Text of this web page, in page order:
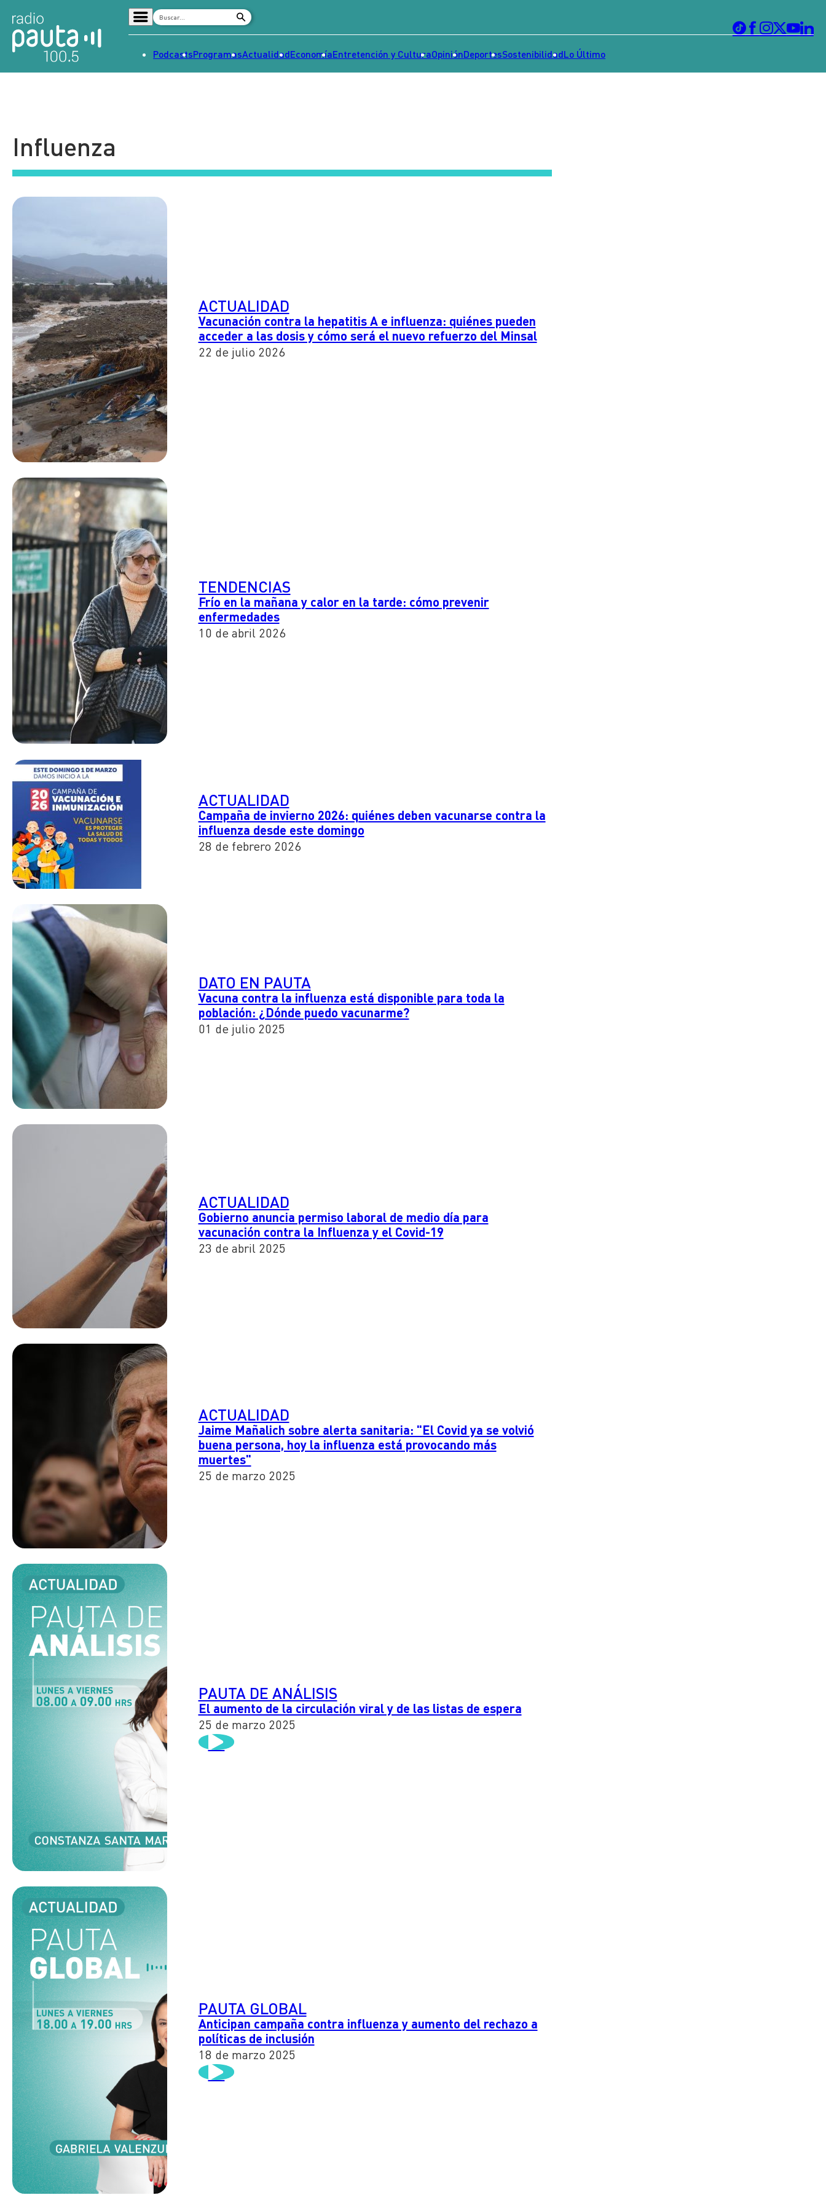
Tendencias
Dato en Pauta
PodcastsProgramasActualidadEconomíaEntretención y CulturaOpiniónDeportesSostenibilidadLo Último
Influenza
ACTUALIDAD
Vacunación contra la hepatitis A e influenza: quiénes pueden
acceder a las dosis y cómo será el nuevo refuerzo del Minsal
22 de julio 2026
TENDENCIAS
Frío en la mañana y calor en la tarde: cómo prevenir
enfermedades
10 de abril 2026
ACTUALIDAD
Campaña de invierno 2026: quiénes deben vacunarse contra la
influenza desde este domingo
28 de febrero 2026
DATO EN PAUTA
Vacuna contra la influenza está disponible para toda la
población: ¿Dónde puedo vacunarme?
01 de julio 2025
ACTUALIDAD
Gobierno anuncia permiso laboral de medio día para
vacunación contra la Influenza y el Covid-19
23 de abril 2025
ACTUALIDAD
Jaime Mañalich sobre alerta sanitaria: "El Covid ya se volvió
buena persona, hoy la influenza está provocando más
muertes"
25 de marzo 2025
PAUTA DE ANÁLISIS
El aumento de la circulación viral y de las listas de espera
25 de marzo 2025
PAUTA GLOBAL
Anticipan campaña contra influenza y aumento del rechazo a
políticas de inclusión
18 de marzo 2025